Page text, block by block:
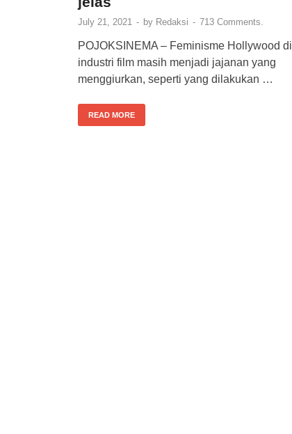
July 21, 2021 - by Redaksi - 713 Comments.
POJOKSINEMA – Feminisme Hollywood di
industri film masih menjadi jajanan yang
menggiurkan, seperti yang dilakukan …
READ MORE